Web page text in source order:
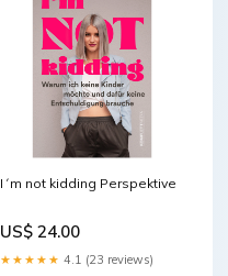
I´m not kidding Perspektive
US$ 24.00
★★★★★ 4.1 (23 reviews)